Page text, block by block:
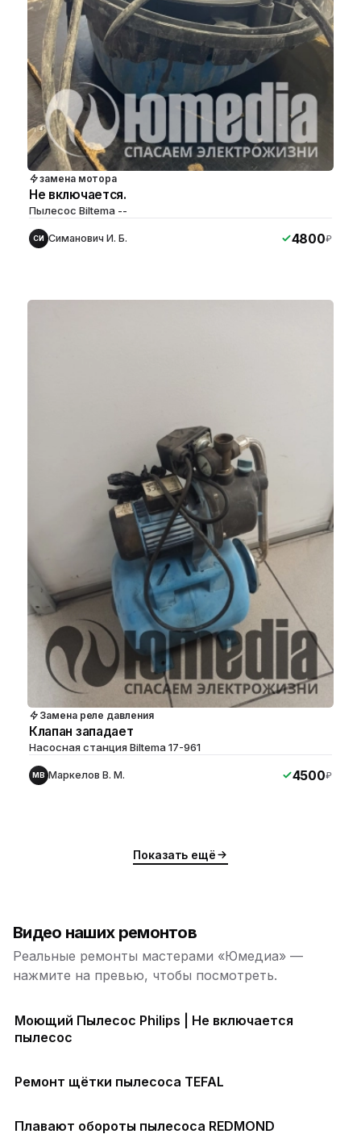
замена мотора
Не включается.
Пылесос Biltema --
СИ Симанович И. Б. 4800₽
Замена реле давления
Клапан западает
Насосная станция Biltema 17-961
МВ Маркелов В. М. 4500₽
Показать ещё
Видео наших ремонтов
Реальные ремонты мастерами «Юмедиа» —
нажмите на превью, чтобы посмотреть.
Моющий Пылесос Philips | Не включается
пылесос
Ремонт щётки пылесоса TEFAL
Плавают обороты пылесоса REDMOND